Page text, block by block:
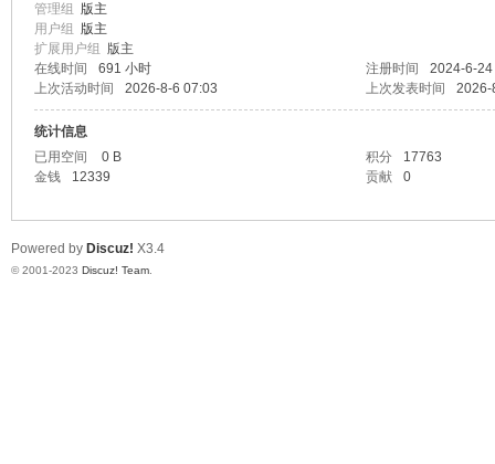
28
管理组 版主
用户组 版主
扩展用户组
版主
在线时间
691 小时 注册时间
2024-6-
上次活动时间
2026-8-6 07:03 上次发表时间 2026-
统计信息
已用空间
0 B 积分
17763
金钱
12339 贡献 0
Powered by Discuz! X3.4
© 2001-2023 Discuz! Team